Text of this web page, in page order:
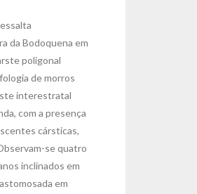
da Bodoquena em
poligonal
de morros
interestratal
com a presença
cársticas,
se quatro
inclinados em
em